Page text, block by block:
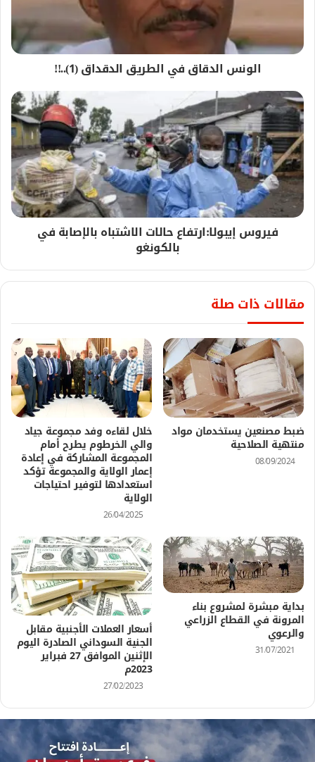
الونس الدقاق في الطريق الدقداق (1)..!!
فيروس إيبولا:ارتفاع حالات الاشتباه بالإصابة في
بالكونغو
مقالات ذات صلة
ضبط مصنعين يستخدمان مواد
منتهية الصلاحية
08/09/2024
خلال لقاءه وفد مجموعة جياد
والي الخرطوم يطرح أمام
المجموعة المشاركة في إعادة
إعمار الولاية والمجموعة تؤكد
استعدادها لتوفير احتياجات
الولاية
26/04/2025
بداية مبشرة لمشروع بناء
المرونة في القطاع الزراعي
والرعوي
31/07/2021
أسعار العملات الأجنبية مقابل
الجنية السوداني الصادرة اليوم
الإثنين الموافق 27 فبراير
2023م
27/02/2023